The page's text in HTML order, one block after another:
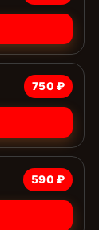
750 ₽
590 ₽